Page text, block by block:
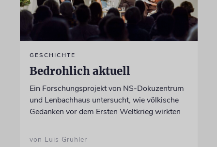
GESCHICHTE
Bedrohlich aktuell
Ein Forschungsprojekt von NS-Dokuzentrum
und Lenbachhaus untersucht, wie völkische
Gedanken vor dem Ersten Weltkrieg wirkten
von Luis Gruhler